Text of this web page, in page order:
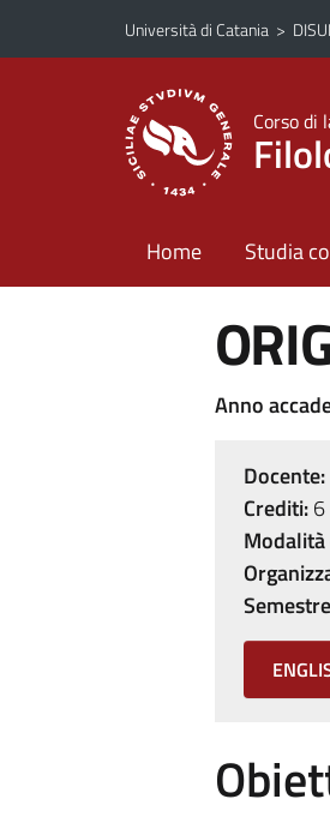
Vai al contenuto principale
Vai al menu di navigazione
Università di Catania >
Corso di
Home Studia
Anno
Docente:
Crediti:6
Modalità